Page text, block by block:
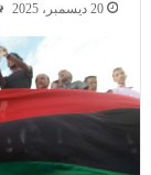
20 ديسمبر، 2025